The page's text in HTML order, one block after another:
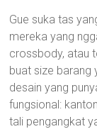
Gue suka tas
mereka yang
crossbody, atau
buat size barang
desain yang
fungsional:
tali pengangkat